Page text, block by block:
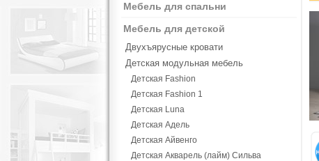
Мебель для спальни
Мебель для детской
Двухъярусные кровати
Детская модульная мебель
Детская Fashion
Детская Fashion 1
Детская Luna
Детская Адель
Детская Айвенго
Детская Акварель (лайм) Сильва